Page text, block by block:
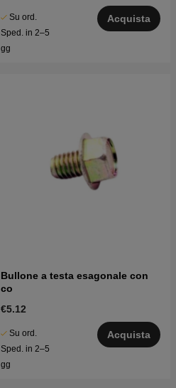
Su ord.
Sped. in 2–5
gg
Acquista
Bullone a testa esagonale con
co
€5.12
Su ord.
Sped. in 2–5
gg
Acquista